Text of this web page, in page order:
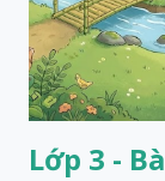
Lớp 3 -